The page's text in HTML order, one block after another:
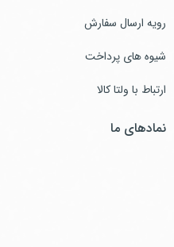
رویه ارسال سفارش
شیوه های پرداخت
ارتباط با ولتا کالا
نمادهای ما